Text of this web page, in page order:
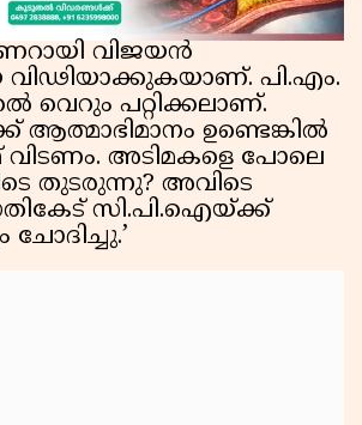
വിജയൻ
പി.എം.
വെറും പറ്റിക്കലാണ്.
ഉണ്ടെങ്കിൽ
അടിമകളെ പോലെ
തുടരുന്നു? അവിടെ
സി.പി.ഐയ്ക്ക്